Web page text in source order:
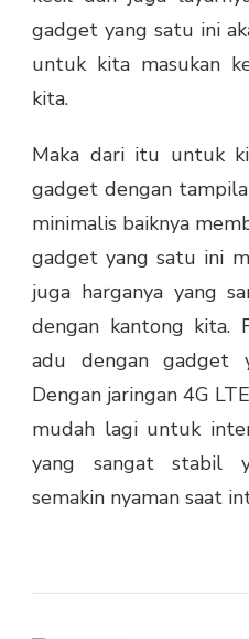
gadget yang satu ini
untuk kita masukan
kita.
Maka dari itu untuk
gadget dengan
minimalis baiknya
gadget yang satu ini
juga harganya yang
dengan kantong kita.
adu dengan gadget
Dengan jaringan 4G
mudah lagi untuk
yang sangat stabil
semakin nyaman saat